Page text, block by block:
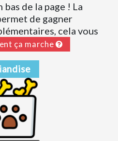
bas de la page ! La
de gagner
cela vous
ça marche